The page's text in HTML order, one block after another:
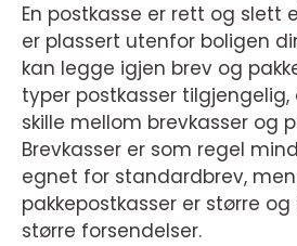
En postkasse er rett og slett
er plassert utenfor boligen
kan legge igjen brev og
typer postkasser
skille mellom brevkasser og
Brevkasser er som regel
egnet for standardbrev,
pakkepostkasser er større
større forsendelser.